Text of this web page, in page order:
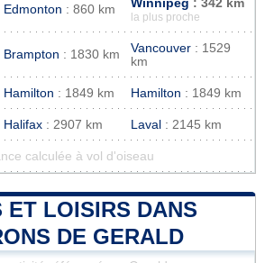
Edmonton : 860 km Winnipeg : 342 km
la plus proche
Brampton : 1830 km Vancouver : 1529
km
Hamilton : 1849 km Hamilton : 1849 km
Halifax : 2907 km Laval : 2145 km
calculée à vol d'oiseau
ET LOISIRS DANS
DE GERALD